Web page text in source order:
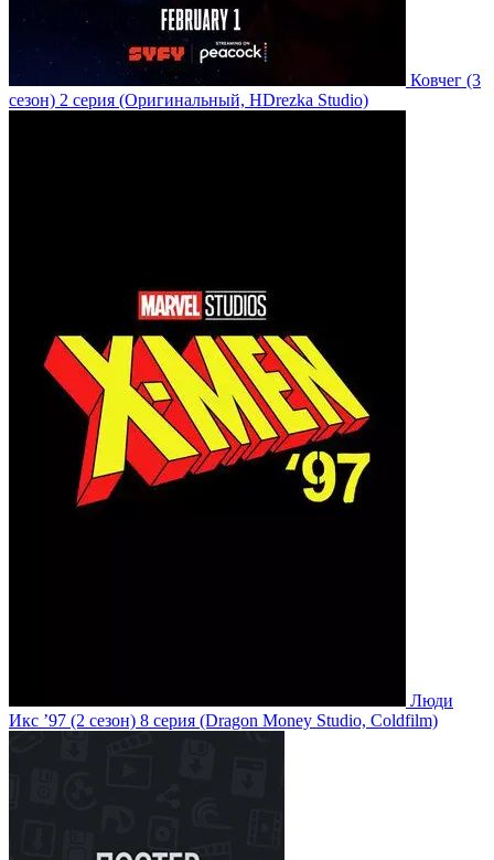
Ковчег (3
сезон) 2 серия (Оригинальный, HDrezka Studio)
Люди
Икс ’97 (2 сезон) 8 серия (Dragon Money Studio, Coldfilm)